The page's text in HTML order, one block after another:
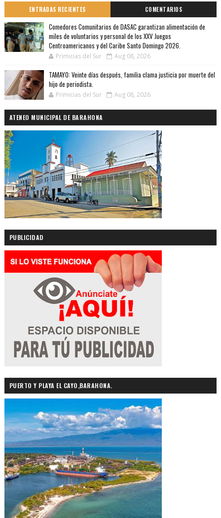
ENTRADAS RECIENTES COMENTARIOS
Comedores Comunitarios de DASAC garantizan alimentación de
miles de voluntarios y personal de los XXV Juegos
Centroamericanos y del Caribe Santo Domingo 2026.
Primicias del Sur Aug 08, 2026
TAMAYO: Veinte días después, familia clama justicia por muerte del
hijo de periodista.
Primicias del Sur Aug 08, 2026
ATENEO MUNICIPAL DE BARAHONA
PUBLICIDAD
PUERTO Y PLAYA EL CAYO,BARAHONA.